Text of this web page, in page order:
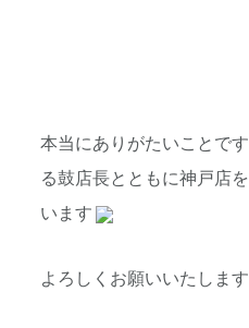
本当にありがたいことで
る鼓店長とともに神戸店
います
よろしくお願いいたします